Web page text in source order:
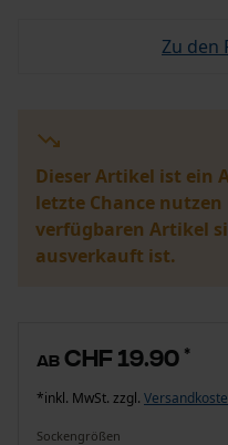
Zu den
Dieser Artikel ist ein
letzte Chance
verfügbaren Artikel
ausverkauft ist.
ab CHF 19.90 *
*inkl. MwSt. zzgl.
Sockengrößen